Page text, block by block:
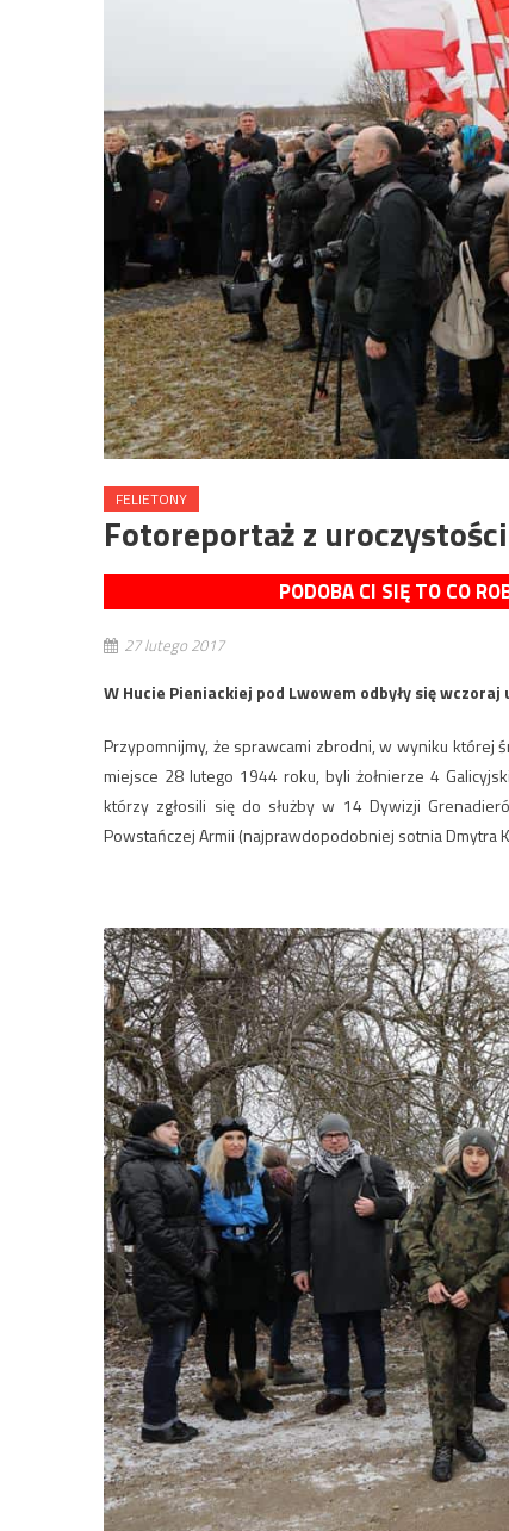
FELIETONY
Fotoreportaż z
PODOBA CI SIĘ TO CO
27 lutego 2017
W Hucie Pieniackiej pod Lwowem odbyły się
Przypomnijmy, że sprawcami zbrodni, w wyniku której
miejsce 28 lutego 1944 roku, byli żołnierze 4
którzy zgłosili się do służby w 14 Dywizji
Powstańczej Armii (najprawdopodobniej sotnia Dmytra